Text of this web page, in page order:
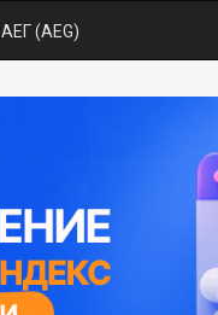
АЕГ (AEG)